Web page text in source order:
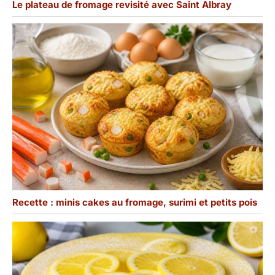
Le plateau de fromage revisité avec Saint Albray
Recette : minis cakes au fromage, surimi et petits pois